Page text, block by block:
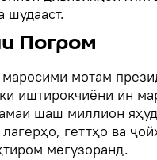
шудааст.
Погром
мотам
иштирокчиёни ин
шаш миллион
геттҳо ва
мегузоранд.